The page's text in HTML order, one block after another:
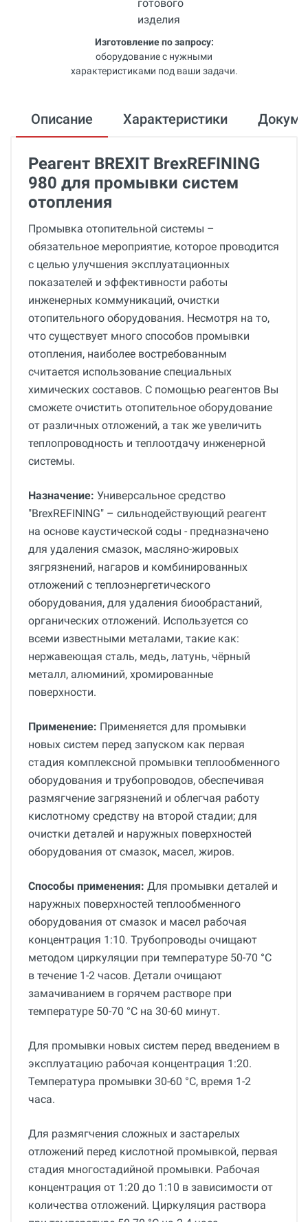
Изготовление по запросу:
оборудование с нужными
характеристиками под ваши задачи.
Описание Характеристики
Реагент BREXIT BrexREFINING
980 для промывки систем
отопления
Промывка отопительной системы –
обязательное мероприятие, которое проводится
с целью улучшения эксплуатационных
показателей и эффективности работы
инженерных коммуникаций, очистки
отопительного оборудования. Несмотря на то,
что существует много способов промывки
отопления, наиболее востребованным
считается использование специальных
химических составов. С помощью реагентов Вы
сможете очистить отопительное оборудование
от различных отложений, а так же увеличить
теплопроводность и теплоотдачу инженерной
системы.
Назначение: Универсальное средство
"BrexREFINING" – сильнодействующий реагент
на основе каустической соды - предназначено
для удаления смазок, масляно-жировых
зягрязнений, нагаров и комбинированных
отложений с теплоэнергетического
оборудования, для удаления биообрастаний,
органических отложений. Используется со
всеми известными металами, такие как:
нержавеющая сталь, медь, латунь, чёрный
металл, алюминий, хромированные
поверхности.
Применение: Применяется для промывки
новых систем перед запуском как первая
стадия комплексной промывки теплообменного
оборудования и трубопроводов, обеспечивая
размягчение загрязнений и облегчая работу
кислотному средству на второй стадии; для
очистки деталей и наружных поверхностей
оборудования от смазок, масел, жиров.
Способы применения: Для промывки деталей и
наружных поверхностей теплообменного
оборудования от смазок и масел рабочая
концентрация 1:10. Трубопроводы очищают
методом циркуляции при температуре 50-70 °С
в течение 1-2 часов. Детали очищают
замачиванием в горячем растворе при
температуре 50-70 °С на 30-60 минут.
Для промывки новых систем перед введением в
эксплуатацию рабочая концентрация 1:20.
Температура промывки 30-60 °С, время 1-2
часа.
Для размягчения сложных и застарелых
отложений перед кислотной промывкой, первая
стадия многостадийной промывки. Рабочая
концентрация от 1:20 до 1:10 в зависимости от
количества отложений. Циркуляция раствора